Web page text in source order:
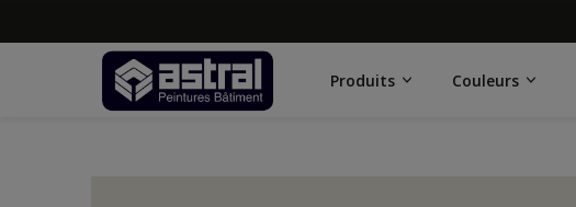
Produits Couleurs